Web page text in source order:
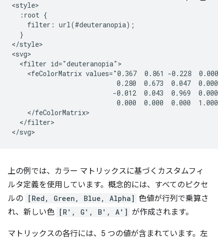
<style>
  :root {
    filter: url(#deuteranopia);
  }
</style>
<svg>
  <filter id="deuteranopia">
<feColorMatrix values="0.367  0.861 -0.228
0.280  0.673  0.047
-0.012  0.043  0.969
0.000  0.000  0.000
    </feColorMatrix>
  </filter>
上の例では、カラー マトリックスに基づくカスタムフィ
ルタ定義を使用しています。概念的には、すべてのピクセ
ルの
[Red, Green, Blue, Alpha]
色値が行列で乗算さ
れ、新しい色
[R′, G′, B′, A′] が作成されます。
マトリックスの各行には、5 つの値が含まれています。左